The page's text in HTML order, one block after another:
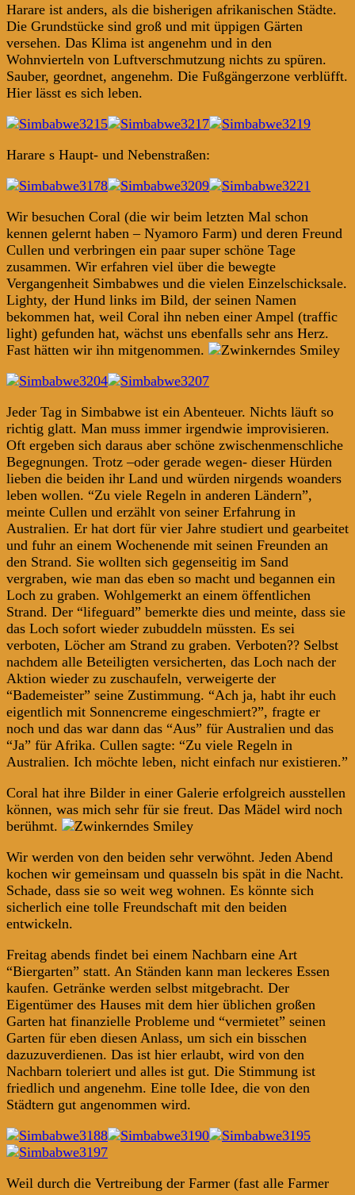
Harare ist anders, als die bisherigen afrikanischen Städte.
Die Grundstücke sind groß und mit üppigen Gärten
versehen. Das Klima ist angenehm und in den
Wohnvierteln von Luftverschmutzung nichts zu spüren.
Sauber, geordnet, angenehm. Die Fußgängerzone verblüfft.
Hier lässt es sich leben.
Harare s Haupt- und Nebenstraßen:
Wir besuchen Coral (die wir beim letzten Mal schon
kennen gelernt haben – Nyamoro Farm) und deren Freund
Cullen und verbringen ein paar super schöne Tage
zusammen. Wir erfahren viel über die bewegte
Vergangenheit Simbabwes und die vielen Einzelschicksale.
Lighty, der Hund links im Bild, der seinen Namen
bekommen hat, weil Coral ihn neben einer Ampel (traffic
light) gefunden hat, wächst uns ebenfalls sehr ans Herz.
Fast hätten wir ihn mitgenommen.
Jeder Tag in Simbabwe ist ein Abenteuer. Nichts läuft so
richtig glatt. Man muss immer irgendwie improvisieren.
Oft ergeben sich daraus aber schöne zwischenmenschliche
Begegnungen. Trotz –oder gerade wegen- dieser Hürden
lieben die beiden ihr Land und würden nirgends woanders
leben wollen. “Zu viele Regeln in anderen Ländern”,
meinte Cullen und erzählt von seiner Erfahrung in
Australien. Er hat dort für vier Jahre studiert und gearbeitet
und fuhr an einem Wochenende mit seinen Freunden an
den Strand. Sie wollten sich gegenseitig im Sand
vergraben, wie man das eben so macht und begannen ein
Loch zu graben. Wohlgemerkt an einem öffentlichen
Strand. Der “lifeguard” bemerkte dies und meinte, dass sie
das Loch sofort wieder zubuddeln müssten. Es sei
verboten, Löcher am Strand zu graben. Verboten?? Selbst
nachdem alle Beteiligten versicherten, das Loch nach der
Aktion wieder zu zuschaufeln, verweigerte der
“Bademeister” seine Zustimmung. “Ach ja, habt ihr euch
eigentlich mit Sonnencreme eingeschmiert?”, fragte er
noch und das war dann das “Aus” für Australien und das
“Ja” für Afrika. Cullen sagte: “Zu viele Regeln in
Australien. Ich möchte leben, nicht einfach nur existieren.”
Coral hat ihre Bilder in einer Galerie erfolgreich ausstellen
können, was mich sehr für sie freut. Das Mädel wird noch
berühmt.
Wir werden von den beiden sehr verwöhnt. Jeden Abend
kochen wir gemeinsam und quasseln bis spät in die Nacht.
Schade, dass sie so weit weg wohnen. Es könnte sich
sicherlich eine tolle Freundschaft mit den beiden
entwickeln.
Freitag abends findet bei einem Nachbarn eine Art
“Biergarten” statt. An Ständen kann man leckeres Essen
kaufen. Getränke werden selbst mitgebracht. Der
Eigentümer des Hauses mit dem hier üblichen großen
Garten hat finanzielle Probleme und “vermietet” seinen
Garten für eben diesen Anlass, um sich ein bisschen
dazuzuverdienen. Das ist hier erlaubt, wird von den
Nachbarn toleriert und alles ist gut. Die Stimmung ist
friedlich und angenehm. Eine tolle Idee, die von den
Städtern gut angenommen wird.
Weil durch die Vertreibung der Farmer (fast alle Farmer